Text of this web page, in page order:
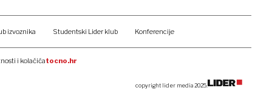
izvoznika Studentski Lider klub Konferencije
i kolačićatocno.hr
copyright lider media 2025.